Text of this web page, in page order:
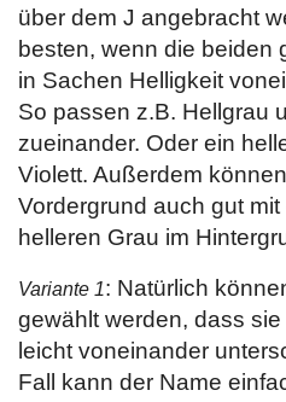
über dem J angebracht
besten, wenn die beiden
in Sachen Helligkeit
So passen z.B. Hellgrau
zueinander. Oder ein
Violett. Außerdem
Vordergrund auch gut
helleren Grau im
Variante 1: Natürlich
gewählt werden, dass
leicht voneinander
Fall kann der Name